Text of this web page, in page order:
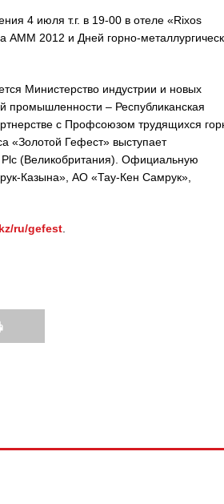
4 июля т.г. в 19-00 в отеле «Rixos
АММ 2012 и Дней горно-
Министерство индустрии и новых
промышленности – Республиканская
с Профсоюзом трудящихся
«Золотой Гефест» выступает
(Великобритания). Официальную
Казына», АО «Тау-Кен Самрук»,
ru/gefest.